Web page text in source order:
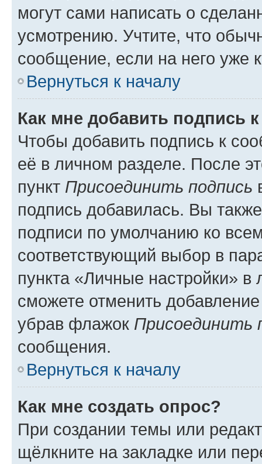
могут сами написать о
усмотрению. Учтите, что
сообщение, если на него уже
Вернуться к началу
Как мне добавить подпись
Чтобы добавить подпись к
её в личном разделе. После
пункт Присоединить подпись
подпись добавилась. Вы
подписи по умолчанию ко
соответствующий выбор в
пункта «Личные настройки»
сможете отменить
убрав флажок Присоединить
сообщения.
Вернуться к началу
Как мне создать опрос?
При создании темы или
щёлкните на закладке или